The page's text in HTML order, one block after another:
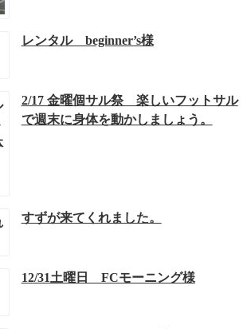
レンタル beginner’s様
2/17 金曜個サル祭 楽しいフットサル
で週末に身体を動かしましょう。
すずが来てくれました。
12/31土曜日 FCモーニング様